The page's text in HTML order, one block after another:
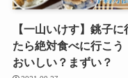
【一山いけす】銚子に
たら絶対食べに行こう
おいしい？まずい？